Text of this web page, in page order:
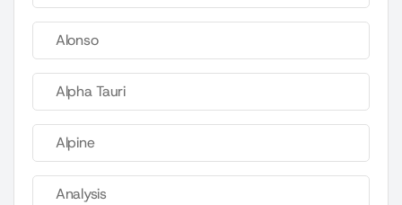
Alonso
Alpha Tauri
Alpine
Analysis